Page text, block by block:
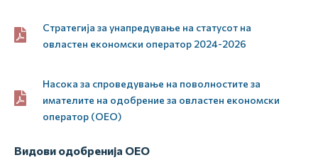
Стратегија за унапредување на статусот на
овластен економски оператор 2024-2026
Насока за спроведување на поволностите за
имателите на одобрение за овластен економски
оператор (ОЕО)
Видови одобренија ОЕО